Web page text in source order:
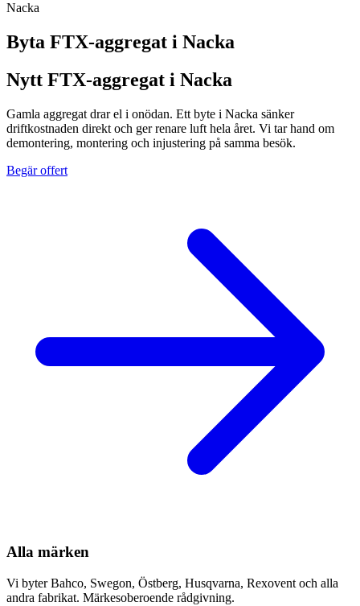
Nacka
Byta FTX-aggregat i Nacka
Nytt FTX-aggregat i Nacka
Gamla aggregat drar el i onödan. Ett byte i Nacka sänker
driftkostnaden direkt och ger renare luft hela året. Vi tar hand om
demontering, montering och injustering på samma besök.
Begär offert
Alla märken
Vi byter Bahco, Swegon, Östberg, Husqvarna, Rexovent och alla
andra fabrikat. Märkesoberoende rådgivning.